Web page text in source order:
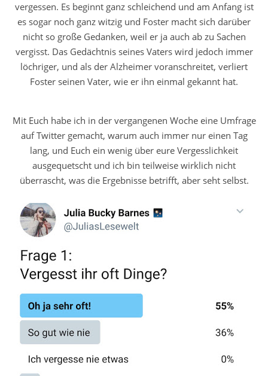
vergessen. Es beginnt ganz schleichend und am Anfang ist
es sogar noch ganz witzig und Foster macht sich darüber
nicht so große Gedanken, weil er ja auch ab zu Sachen
vergisst. Das Gedächtnis seines Vaters wird jedoch immer
löchriger, und als der Alzheimer voranschreitet, verliert
Foster seinen Vater, wie er ihn einmal gekannt hat.
Mit Euch habe ich in der vergangenen Woche eine Umfrage
auf Twitter gemacht, warum auch immer nur einen Tag
lang, und Euch ein wenig über eure Vergesslichkeit
ausgequetscht und ich bin teilweise wirklich nicht
überrascht, was die Ergebnisse betrifft, aber seht selbst.